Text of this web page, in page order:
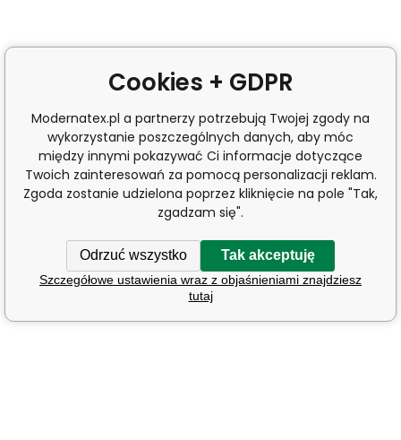
Cookies + GDPR
Modernatex.pl a partnerzy potrzebują Twojej zgody na
wykorzystanie poszczególnych danych, aby móc
między innymi pokazywać Ci informacje dotyczące
Twoich zainteresowań za pomocą personalizacji reklam.
Zgoda zostanie udzielona poprzez kliknięcie na pole "Tak,
zgadzam się".
Odrzuć wszystko Tak akceptuję
Szczegółowe ustawienia wraz z objaśnieniami znajdziesz
tutaj